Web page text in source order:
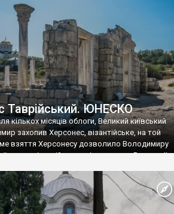
доби. Раритети викрадені з фондів об’єкту
ЮНЕСКО «Херсонеса Таврійського».
виставку «Золото Візантії», але експерти та
вважають це лише […]
Таврійський. ЮНЕСКО
кількох місяців облоги, Великий київський
захопив Херсонес, візантійське, на той
взяття Херсонесу дозволило Володимиру
умови візантійському імператору Василю ІІ,
язичник, став Василем-
А потім було Хрещення Русі. На честь
названо місто […]